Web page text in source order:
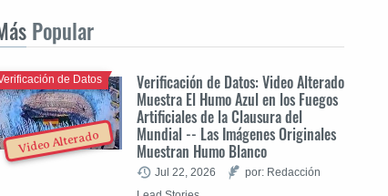
Popular
Video Alterado
Verificación de Datos: Video Alterado
Muestra El Humo Azul en los Fuegos
Artificiales de la Clausura del
Mundial -- Las Imágenes Originales
Muestran Humo Blanco
de Datos
Jul 22, 2026
por: Redacción